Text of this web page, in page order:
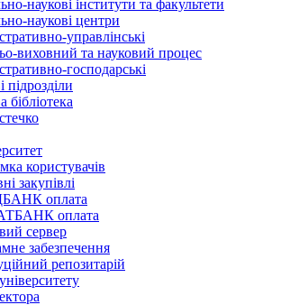
наукові інститути та факультети
наукові центри
управлінські
виховний та науковий процес
господарські
підрозділи
бібліотека
користувачів
закупівлі
оплата
оплата
сервер
забезпечення
репозитарій